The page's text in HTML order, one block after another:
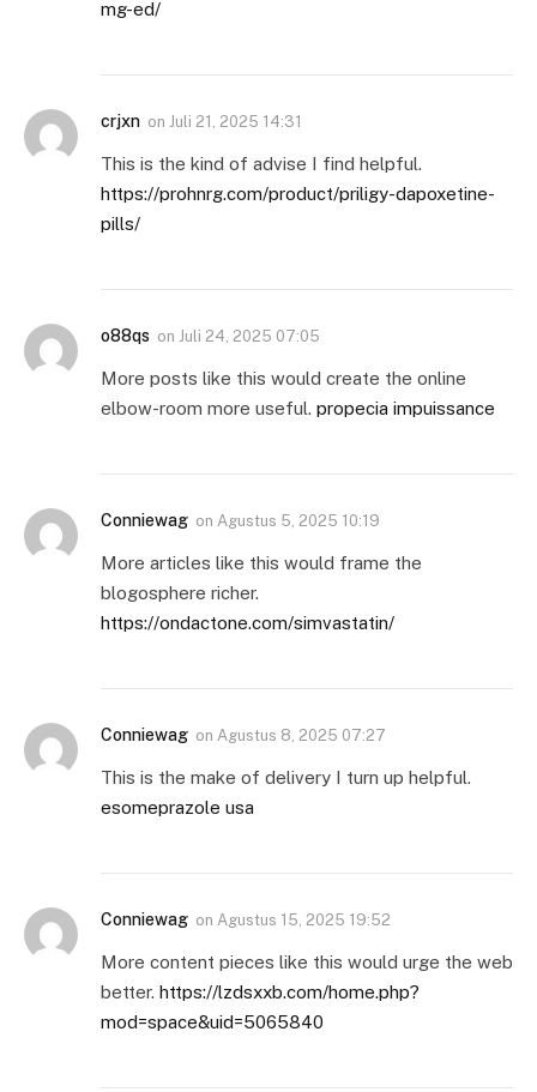
mg-ed/
crjxn on Juli 21, 2025 14:31
This is the kind of advise I find helpful.
https://prohnrg.com/product/priligy-dapoxetine-
pills/
o88qs on Juli 24, 2025 07:05
More posts like this would create the online
elbow-room more useful. propecia impuissance
Conniewag on Agustus 5, 2025 10:19
More articles like this would frame the
blogosphere richer.
https://ondactone.com/simvastatin/
Conniewag on Agustus 8, 2025 07:27
This is the make of delivery I turn up helpful.
esomeprazole usa
Conniewag on Agustus 15, 2025 19:52
More content pieces like this would urge the web
better. https://lzdsxxb.com/home.php?
mod=space&uid=5065840